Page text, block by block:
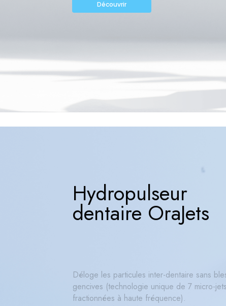
Découvrir
Hydropulseur
dentaire OraJets
Déloge les particules inter-dentaire sans
gencives (technologie unique de 7 micro-jets
fractionnées à haute fréquence).